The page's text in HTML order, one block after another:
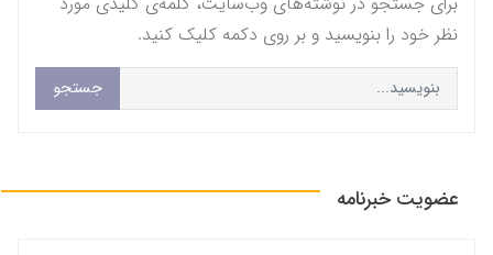
نظر خود را بنویسید و بر روی دکمه کلیک کنید.
جستجو
عضویت خبرنامه